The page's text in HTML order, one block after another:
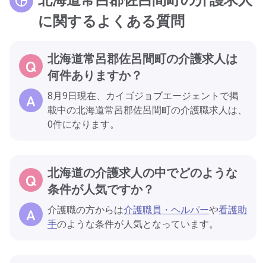
に関するよくある質問
北海道常呂郡佐呂間町の介護求人は
何件ありますか？
8月9日現在、カイゴジョブエージェントで掲
載中の北海道常呂郡佐呂間町の介護職求人は、
0件になります。
北海道の介護求人の中でどのような
条件が人気ですか？
介護職の方からは介護職員・ヘルパーや看護助
手のような条件が人気となっています。